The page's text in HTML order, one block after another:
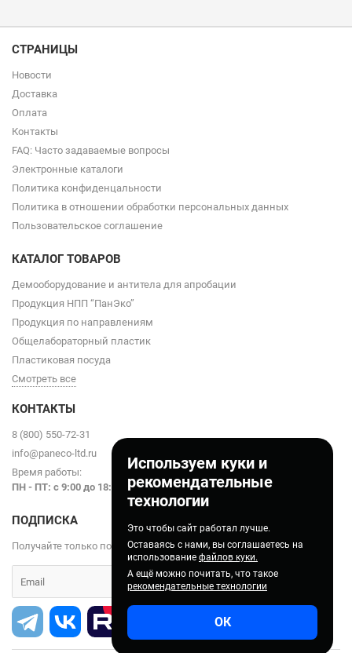
Используем куки и
рекомендательные
технологии
Это чтобы сайт работал лучше.
Оставаясь с нами, вы соглашаетесь на
использование файлов куки.
А ещё можно почитать, что такое
рекомендательные технологии
ОК
СТРАНИЦЫ
Новости
Доставка
Оплата
Контакты
FAQ: Часто задаваемые вопросы
Электронные каталоги
Политика конфиденцальности
Политика в отношении обработки персональных данных
Пользовательское соглашение
КАТАЛОГ ТОВАРОВ
Демооборудование и антитела для апробации
Продукция НПП “ПанЭко”
Продукция по направлениям
Общелабораторный пластик
Пластиковая посуда
Смотреть все
КОНТАКТЫ
8 (800) 550-72-31
info@paneco-ltd.ru
Время работы:
ПН - ПТ: с 9:00 до 18:00
ПОДПИСКА
Получайте только полезные статьи!